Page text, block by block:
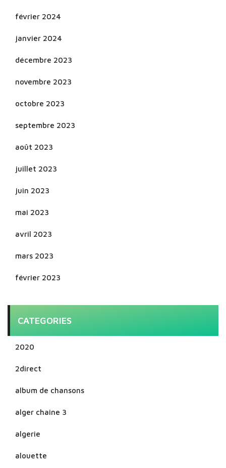
février 2024
janvier 2024
décembre 2023
novembre 2023
octobre 2023
septembre 2023
août 2023
juillet 2023
juin 2023
mai 2023
avril 2023
mars 2023
février 2023
CATEGORIES
2020
2direct
album de chansons
alger chaine 3
algerie
alouette